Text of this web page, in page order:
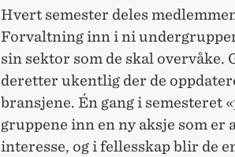
Hvert semester deles
Forvaltning inn i ni
sin sektor som de skal overvåke.
deretter ukentlig der de
bransjene. Én gang i semesteret
gruppene inn en ny aksje som er
interesse, og i fellesskap blir de